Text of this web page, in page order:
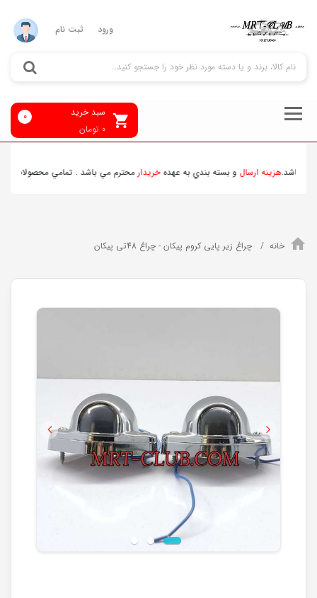
ورود ثبت نام
سبد خرید
0 تومان
0
باشد.هزينه ارسالو بسته بندي به عهدهخريدارمحترم مي باشد . تمامي محصولات
خانه چراغ زیر پایی کروم پیکان - چراغ 48تی پیکان
Previous Next